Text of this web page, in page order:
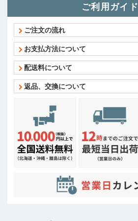
ご利用ガイド
ご注文の流れ
お支払方法について
配送料について
返品、交換について